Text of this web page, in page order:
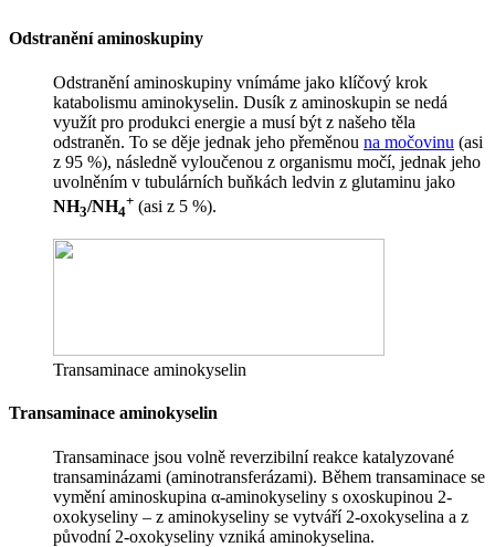
Odstranění aminoskupiny
Odstranění aminoskupiny vnímáme jako klíčový krok
katabolismu aminokyselin. Dusík z aminoskupin se nedá
využít pro produkci energie a musí být z našeho těla
odstraněn. To se děje jednak jeho přeměnou na močovinu (asi
z 95 %), následně vyloučenou z organismu močí, jednak jeho
uvolněním v tubulárních buňkách ledvin z glutaminu jako
NH3/NH4
+ (asi z 5 %).
Transaminace aminokyselin
Transaminace aminokyselin
Transaminace jsou volně reverzibilní reakce katalyzované
transaminázami (aminotransferázami). Během transaminace se
vymění aminoskupina α-aminokyseliny s oxoskupinou 2-
oxokyseliny – z aminokyseliny se vytváří 2-oxokyselina a z
původní 2-oxokyseliny vzniká aminokyselina.